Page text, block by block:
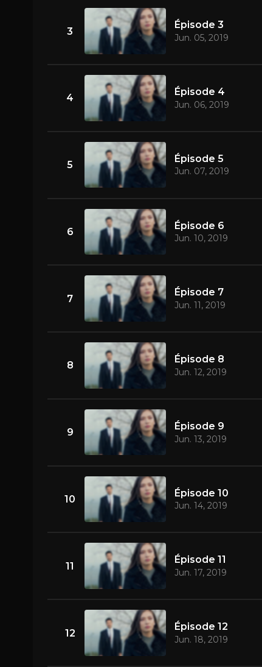
3
Épisode 3
Jun. 05, 2019
4
Épisode 4
Jun. 06, 2019
5
Épisode 5
Jun. 07, 2019
6
Épisode 6
Jun. 10, 2019
7
Épisode 7
Jun. 11, 2019
8
Épisode 8
Jun. 12, 2019
9
Épisode 9
Jun. 13, 2019
10
Épisode 10
Jun. 14, 2019
11
Épisode 11
Jun. 17, 2019
12
Épisode 12
Jun. 18, 2019